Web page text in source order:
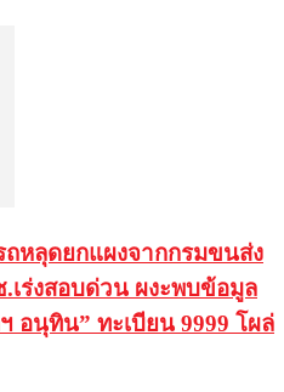
หลุดยกแผงจากกรมขนส่ง
เร่งสอบด่วน ผงะพบข้อมูล
อนุทิน” ทะเบียน 9999 โผล่